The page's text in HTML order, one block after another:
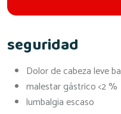
seguridad
Dolor de cabeza leve
malestar gástrico <2 %
lumbalgia escaso